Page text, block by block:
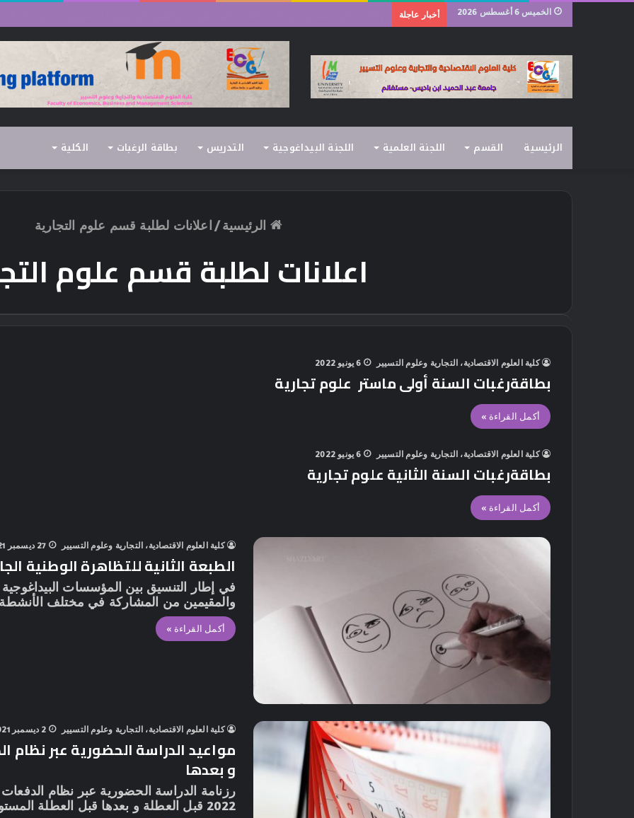
الخميس 6 أغسطس 2026 أخبار عاجلة
الرئيسية القسم اللجنة العلمية اللجنة البيداغوجية التدريس بطاقة الرغبات الكلية
الرئيسية/ اعلانات لطلبة قسم علوم التجارية
اعلانات لطلبة قسم علوم
كلية العلوم الاقتصادية، التجارية وعلوم التسيير 6 يونيو 2022
بطاقةرغبات السنة أولى ماستر علوم تجارية
أكمل القراءة »
كلية العلوم الاقتصادية، التجارية وعلوم التسيير 6 يونيو 2022
بطاقةرغبات السنة الثانية علوم تجارية
أكمل القراءة »
كلية العلوم الاقتصادية، التجارية وعلوم التسيير 27 ديسمبر 2021
الطبعة الثانية للتظاهرة الوطنية
في إطار التنسيق بين المؤسسات البيداغوجية
والمقيمين من المشاركة في مختلف
أكمل القراءة »
كلية العلوم الاقتصادية، التجارية وعلوم التسيير 2 ديسمبر 2021
مواعيد الدراسة الحضورية عبر
و بعدها
2022 قبل العطلة و بعدها قبل العطلة المستوى الدفعة…